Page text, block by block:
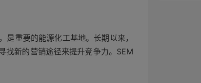
重要的能源化工基地。长期以来，
找新的营销途径来提升竞争力。SEM